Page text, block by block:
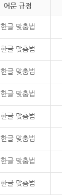
어문 규정
한글 맞춤법
한글 맞춤법
한글 맞춤법
한글 맞춤법
한글 맞춤법
한글 맞춤법
한글 맞춤법
한글 맞춤법